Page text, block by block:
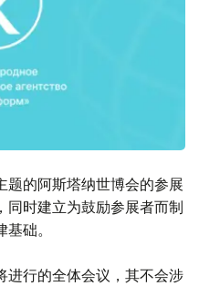
的阿斯塔纳世博会的参展
同时建立为鼓励参展者而制
础。
进行的全体会议，其不会涉